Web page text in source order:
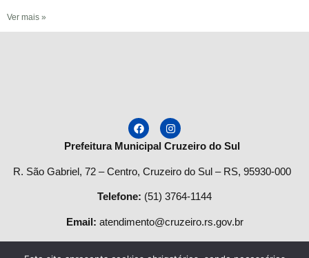
Ver mais »
Prefeitura Municipal Cruzeiro do Sul
R. São Gabriel, 72 – Centro, Cruzeiro do Sul – RS, 95930-000
Telefone: (51) 3764-1144
Email: atendimento@cruzeiro.rs.gov.br